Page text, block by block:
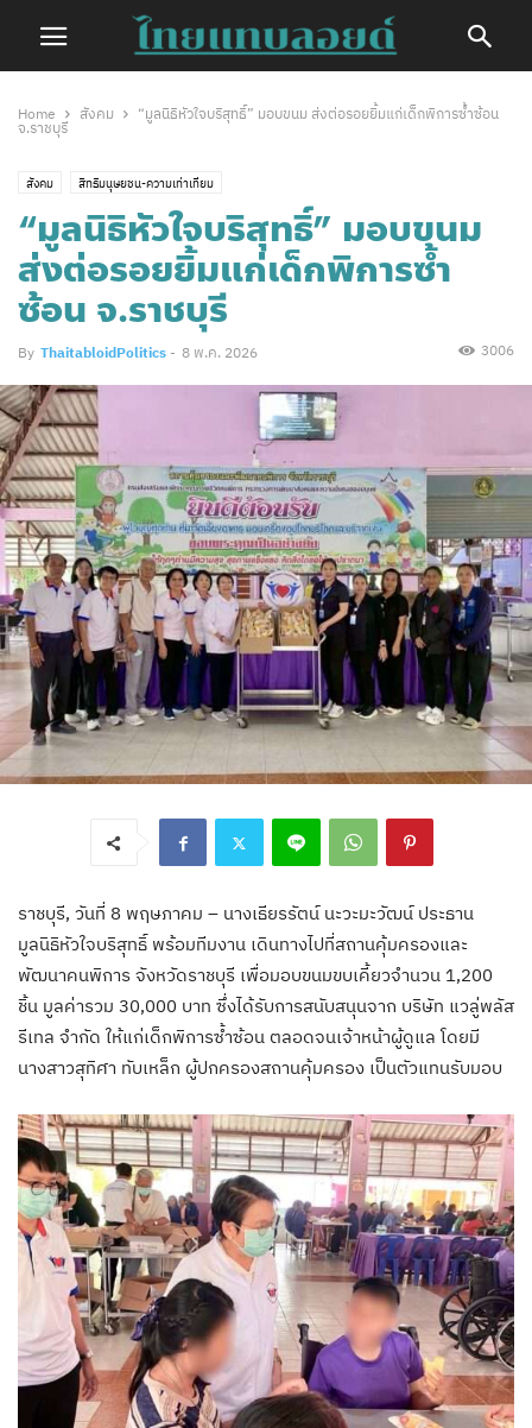
Home สังคม
“มูลนิธิหัวใจบริสุทธิ์” มอบขนม ส่งต่อรอยยิ้มแก่เด็กพิการซ้ำซ้อน
จ.ราชบุรี
สังคม สิทธิมนุษยชน-ความเท่าเทียม
“มูลนิธิหัวใจบริสุทธิ์” มอบขนม
ส่งต่อรอยยิ้มแก่เด็กพิการซ้ำ
ซ้อน จ.ราชบุรี
By ThaitabloidPolitics - 8 พ.ค. 2026 3006
ราชบุรี, วันที่ 8 พฤษภาคม – นางเธียรรัตน์ นะวะมะวัฒน์ ประธาน
มูลนิธิหัวใจบริสุทธิ์ พร้อมทีมงาน เดินทางไปที่สถานคุ้มครองและ
พัฒนาคนพิการ จังหวัดราชบุรี เพื่อมอบขนมขบเคี้ยวจำนวน 1,200
ชิ้น มูลค่ารวม 30,000 บาท ซึ่งได้รับการสนับสนุนจาก บริษัท แวลู่พลัส
รีเทล จำกัด ให้แก่เด็กพิการซ้ำซ้อน ตลอดจนเจ้าหน้าผู้ดูแล โดยมี
นางสาวสุทิศา ทับเหล็ก ผู้ปกครองสถานคุ้มครอง เป็นตัวแทนรับมอบ